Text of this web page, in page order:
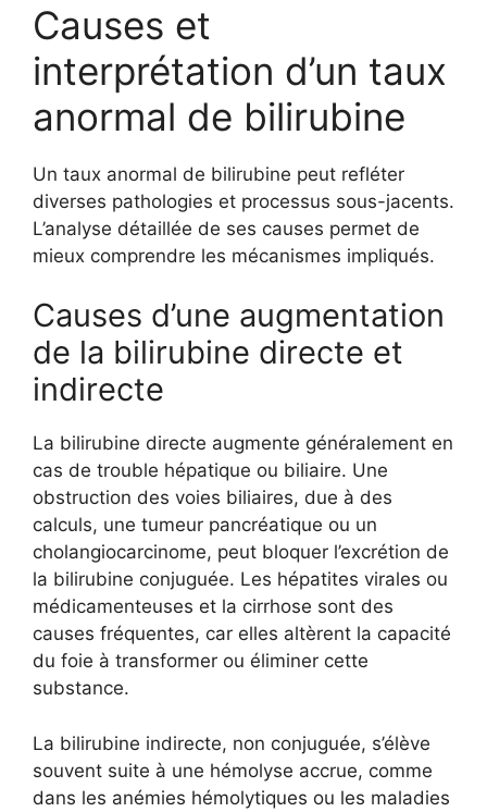
Causes et
interprétation d’un taux
anormal de bilirubine
Un taux anormal de bilirubine peut refléter
diverses pathologies et processus sous-jacents.
L’analyse détaillée de ses causes permet de
mieux comprendre les mécanismes impliqués.
Causes d’une augmentation
de la bilirubine directe et
indirecte
La bilirubine directe augmente généralement en
cas de trouble hépatique ou biliaire. Une
obstruction des voies biliaires, due à des
calculs, une tumeur pancréatique ou un
cholangiocarcinome, peut bloquer l’excrétion de
la bilirubine conjuguée. Les hépatites virales ou
médicamenteuses et la cirrhose sont des
causes fréquentes, car elles altèrent la capacité
du foie à transformer ou éliminer cette
substance.
La bilirubine indirecte, non conjuguée, s’élève
souvent suite à une hémolyse accrue, comme
dans les anémies hémolytiques ou les maladies